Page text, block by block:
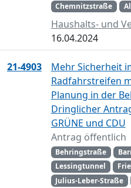
Chemnitzstraße
Haushalts- und
16.04.2024
21-4903
Mehr Sicherheit
Radfahrstreifen
Planung in der
Dringlicher
GRÜNE und CDU
Antrag öffentlich
Behringstraße
Lessingtunnel
Julius-Leber-Straße